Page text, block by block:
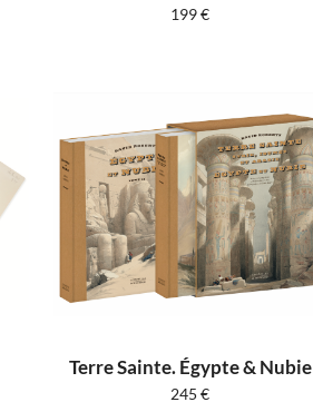
199€
Terre Sainte. Égypte & Nubie
245 €